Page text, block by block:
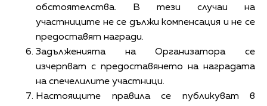
обстоятелства. В тези случаи на
участниците не се дължи компенсация и не се
предоставят награди.
Задълженията на Организатора се
изчерпват с предоставянето на наградата
на спечелилите участници.
Настоящите правила се публикуват в